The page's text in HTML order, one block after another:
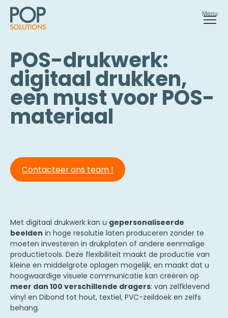
Menu
POS-drukwerk:
digitaal drukken,
een must voor POS-
materiaal
Contacteer ons team !
Met digitaal drukwerk kan u gepersonaliseerde
beelden in hoge resolutie laten produceren zonder te
moeten investeren in drukplaten of andere eenmalige
productietools. Deze flexibiliteit maakt de productie van
kleine en middelgrote oplagen mogelijk, en maakt dat u
hoogwaardige visuele communicatie kan creëren op
meer dan 100 verschillende dragers: van zelfklevend
vinyl en Dibond tot hout, textiel, PVC-zeildoek en zelfs
behang.